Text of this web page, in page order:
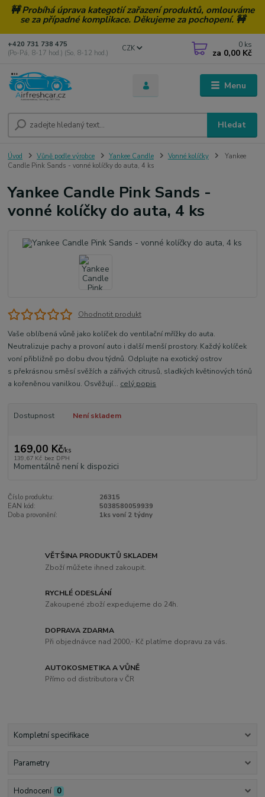
🚧 Probíhá úprava kategotií zařazení produktů, omlouváme
se za případné komplikace. Děkujeme za pochopení. 🚧
Menu
CZK
Hledat
+420 731 738 475
(Po-Pá, 8-17 hod.) (So, 8-12 hod.)
0 ks
za 0,00 Kč
Úvod Vůně podle výrobce Yankee Candle Vonné kolíčky
Yankee
Candle Pink Sands - vonné kolíčky do auta, 4 ks
Yankee Candle Pink Sands -
vonné kolíčky do auta, 4 ks
Ohodnotit produkt
Vaše oblíbená vůně jako kolíček do ventilační mřížky do auta.
Neutralizuje pachy a provoní auto i další menší prostory. Každý kolíček
voní přibližně po dobu dvou týdnů. Odplujte na exotický ostrov
s překrásnou směsí svěžích a zářivých citrusů, sladkých květinových tónů
a kořeněnou vanilkou. Osvěžují... celý popis
Dostupnost Není skladem
169,00 Kč/ks
139,67 Kč bez DPH
Momentálně není k dispozici
Číslo produktu:
26315
EAN kód:
5038580059939
Doba provonění:
1ks voní 2 týdny
VĚTŠINA PRODUKTŮ SKLADEM
Zboží můžete ihned zakoupit.
RYCHLÉ ODESLÁNÍ
Zakoupené zboží expedujeme do 24h.
DOPRAVA ZDARMA
Při objednávce nad 2000,- Kč platíme dopravu za vás.
AUTOKOSMETIKA A VŮNĚ
Přímo od distributora v ČR
Kompletní specifikace
Parametry
Hodnocení 0